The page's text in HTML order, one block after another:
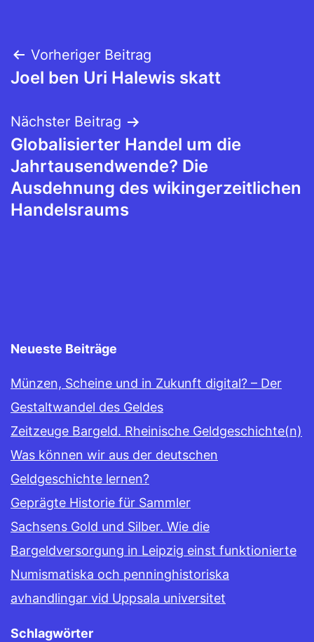
Beitragsnavigation
Vorheriger Beitrag
Joel ben Uri Halewis skatt
Nächster Beitrag
Globalisierter Handel um die
Jahrtausendwende? Die
Ausdehnung des wikingerzeitlichen
Handelsraums
Neueste Beiträge
Münzen, Scheine und in Zukunft digital? – Der
Gestaltwandel des Geldes
Zeitzeuge Bargeld. Rheinische Geldgeschichte(n)
Was können wir aus der deutschen
Geldgeschichte lernen?
Geprägte Historie für Sammler
Sachsens Gold und Silber. Wie die
Bargeldversorgung in Leipzig einst funktionierte
Numismatiska och penninghistoriska
avhandlingar vid Uppsala universitet
Schlagwörter